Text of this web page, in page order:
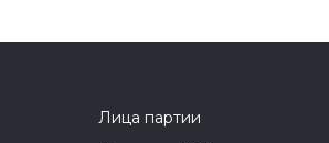
Лица партии